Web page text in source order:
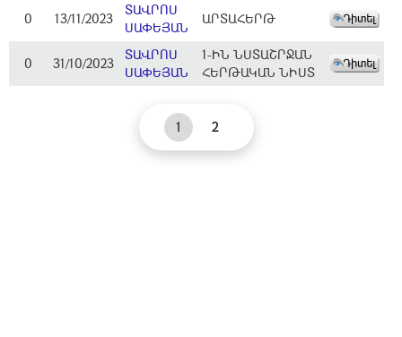
0 13/11/2023
ՏԱՎՐՈՍ
ՍԱՓԵՅԱՆ
ԱՐՏԱՀԵՐԹ
0 31/10/2023
ՏԱՎՐՈՍ
ՍԱՓԵՅԱՆ
1-ԻՆ ՆՍՏԱՇՐՋԱՆ
ՀԵՐԹԱԿԱՆ ՆԻՍՏ
1 2